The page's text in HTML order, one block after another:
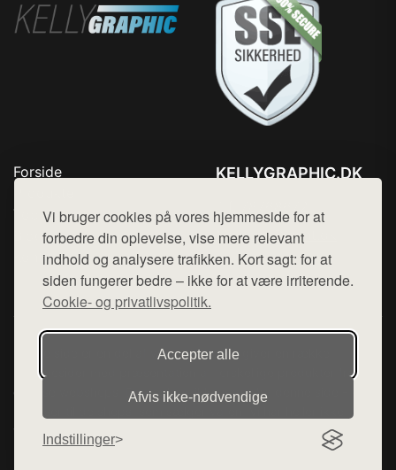
Vi bruger cookies på vores hjemmeside for at
forbedre din oplevelse, vise mere relevant
indhold og analysere trafikken. Kort sagt: for at
siden fungerer bedre – ikke for at være irriterende.
Cookie- og privatlivspolitik.
Accepter alle
Afvis ikke‑nødvendige
Indstillinger
Forside
Top Rabatter
Blog
Kontakt
KELLYGRAPHIC.DK
Mail: hej@want.dk
Cookie- og privatlivspolitik
Denne side er en del af want.dk, der udgiver en række
hjemmesider med præsentation af forskellige produkter fra
diverse webshops. Der sælges ikke varer fra denne side - vi
varerne på lager.